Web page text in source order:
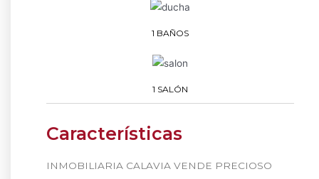
1 BAÑOS
1 SALÓN
Características
INMOBILIARIA CALAVIA VENDE PRECIOSO